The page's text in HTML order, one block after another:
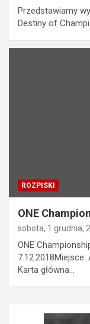
Przedstawiamy
Destiny of
ROZPISKI
ONE
sobota, 1 grudnia,
ONE
Karta główna…